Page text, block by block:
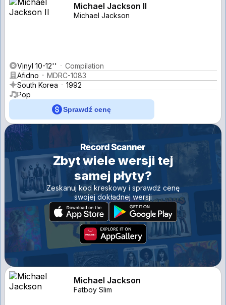
Michael Jackson II
Michael Jackson
Vinyl 10-12''
Compilation
Afidno
MDRC-1083
South Korea
1992
Pop
Sprawdź cenę
Zbyt wiele wersji tej
samej płyty?
Zeskanuj kod kreskowy i sprawdź cenę
swojej dokładnej wersji
Michael Jackson
Fatboy Slim